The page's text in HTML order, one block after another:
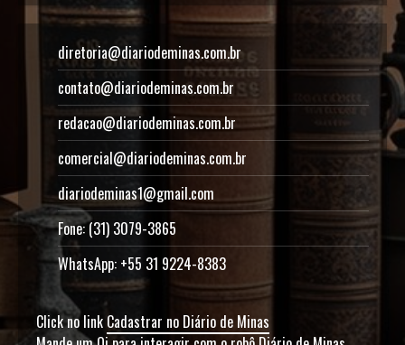
diretoria@diariodeminas.com.br
contato@diariodeminas.com.br
redacao@diariodeminas.com.br
comercial@diariodeminas.com.br
diariodeminas1@gmail.com
Fone: (31) 3079-3865
WhatsApp: +55 31 9224-8383
Click no link Cadastrar no Diário de Minas